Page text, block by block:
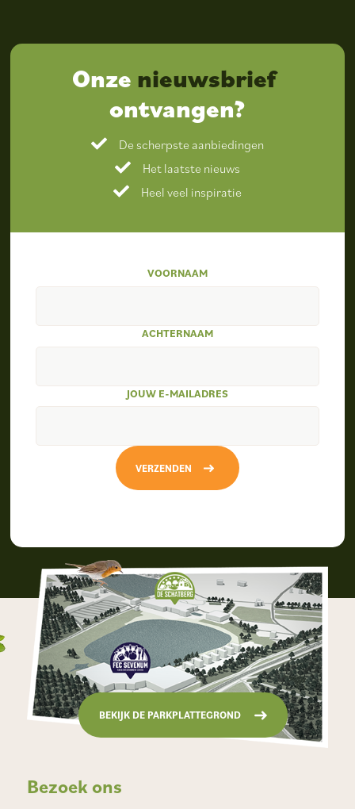
Onze nieuwsbrief
ontvangen?
De scherpste aanbiedingen
Het laatste nieuws
Heel veel inspiratie
VOORNAAM
ACHTERNAAM
JOUW E-MAILADRES
VERZENDEN
Bezoek ons
BEKIJK DE PARKPLATTEGROND